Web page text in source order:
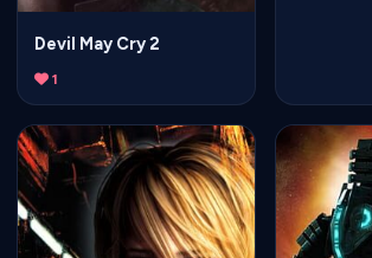
Devil May Cry 2
1